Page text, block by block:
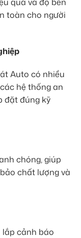
toàn cho người
Auto có nhiều
hệ thống an
đặt đúng kỹ
chóng, giúp
chất lượng và
cảnh báo